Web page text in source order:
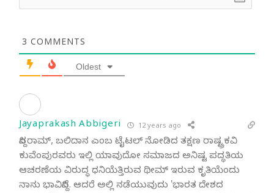
3 COMMENTS
Oldest
Jayaprakash Abbigeri 12 years ago
ಸಿದ್ದರಾಮ್, ಬಲಿದಾನ ಎಂಬ ಟೈಟಲ್ ನೋಡಿದ ತಕ್ಷಣ ರಾಷ್ಟ್ರಕವಿ
ಕುವೆಂಪುರವರು ಇಲ್ಲಿ ಯಾವುದೋ ಸಮಾಜದ ಅನಿಷ್ಟ ಪದ್ಧತಿಯ
ಆಚರಣೆಯ ವಿರುದ್ಧ ಧನಿಯೆತ್ತಿರುವ ಥೀಮ್ ಇರುವ ಕೃತಿಯೆಂದು
ನಾನು ಭಾವಿಸಿದ್ದೆ. ಆದರೆ ಅಲ್ಲಿ ನಡೆಯುವುದು 'ಭಾರತ ದೇಶದ